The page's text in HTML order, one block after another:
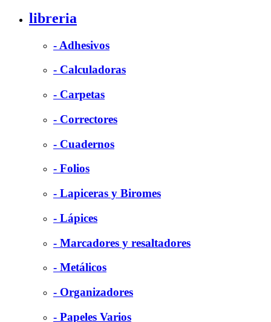
libreria
- Adhesivos
- Calculadoras
- Carpetas
- Correctores
- Cuadernos
- Folios
- Lapiceras y Biromes
- Lápices
- Marcadores y resaltadores
- Metálicos
- Organizadores
- Papeles Varios